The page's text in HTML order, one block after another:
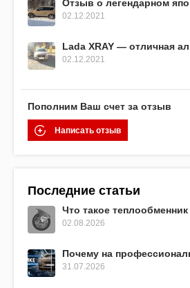
Отзыв о легендарном
02.12.2021
Lada XRAY — отличная
02.12.2021
Пополним Ваш счет за отзыв
Написать отзыв
Последние статьи
Что такое
02.08.2026
Почему на
31.07.2026